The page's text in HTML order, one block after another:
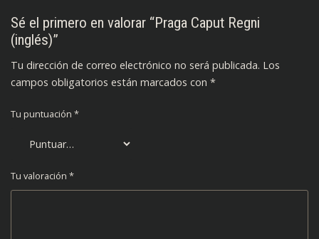
Sé el primero en valorar “Praga Caput Regni
(inglés)”
Tu dirección de correo electrónico no será publicada. Los
campos obligatorios están marcados con *
Tu puntuación *
Tu valoración *